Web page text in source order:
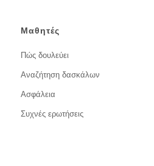
Μαθητές
Πώς δουλεύει
Αναζήτηση δασκάλων
Ασφάλεια
Συχνές ερωτήσεις